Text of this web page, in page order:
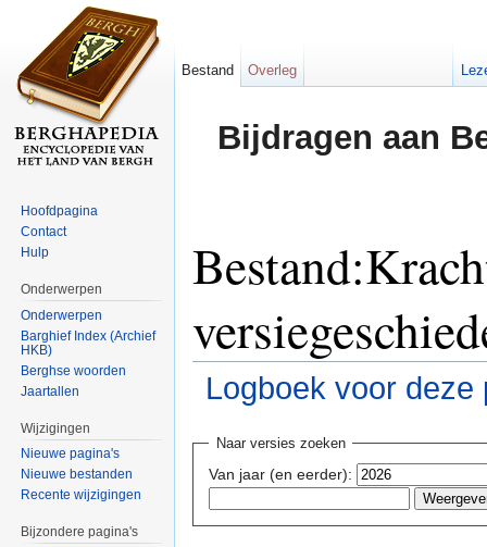
Bijdragen aan
Logboek voor deze
Naar versies zoeken
Van jaar (en eerder):
Bestand Overleg
Hoofdpagina
Contact
Hulp
Onderwerpen
Onderwerpen
Barghief Index (Archief
HKB)
Berghse woorden
Jaartallen
Wijzigingen
Nieuwe pagina's
Nieuwe bestanden
Recente wijzigingen
Bijzondere pagina's